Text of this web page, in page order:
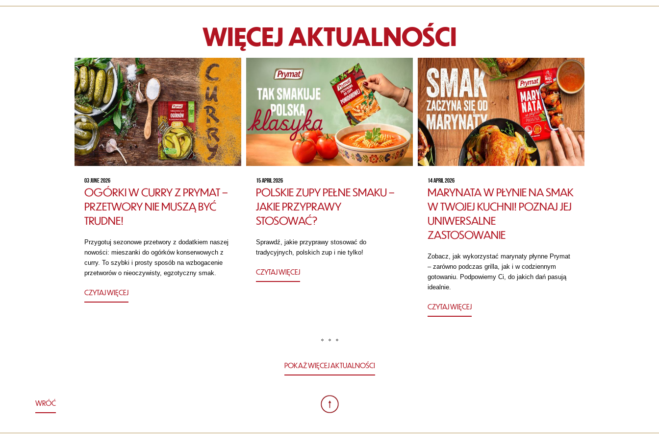
WIĘCEJ AKTUALNOŚCI
03 JUNE 2026
OGÓRKI W CURRY Z PRYMAT –
PRZETWORY NIE MUSZĄ BYĆ
TRUDNE!
Przygotuj sezonowe przetwory z dodatkiem naszej
nowości: mieszanki do ogórków konserwowych z
curry. To szybki i prosty sposób na wzbogacenie
przetworów o nieoczywisty, egzotyczny smak.
CZYTAJ WIĘCEJ
15 APRIL 2026
POLSKIE ZUPY PEŁNE SMAKU –
JAKIE PRZYPRAWY
STOSOWAĆ?
Sprawdź, jakie przyprawy stosować do
tradycyjnych, polskich zup i nie tylko!
CZYTAJ WIĘCEJ
14 APRIL 2026
MARYNATA W PŁYNIE NA SMAK
W TWOJEJ KUCHNI! POZNAJ JEJ
UNIWERSALNE
ZASTOSOWANIE
Zobacz, jak wykorzystać marynaty płynne Prymat
– zarówno podczas grilla, jak i w codziennym
gotowaniu. Podpowiemy Ci, do jakich dań pasują
idealnie.
CZYTAJ WIĘCEJ
POKAŻ WIĘCEJ AKTUALNOŚCI
WRÓĆ